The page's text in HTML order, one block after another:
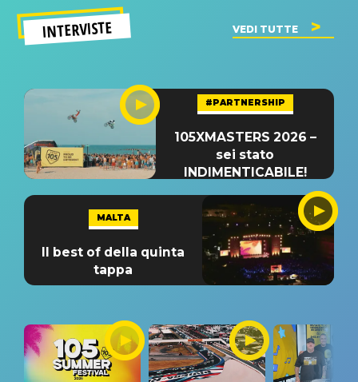
INTERVISTE VEDI TUTTE
#PARTNERSHIP
105XMASTERS 2026 –
sei stato
INDIMENTICABILE!
MALTA
Il best of della quinta
tappa